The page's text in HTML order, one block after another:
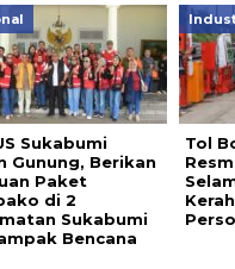
Sukabumi
Gunung, Berikan
Paket
di 2
Sukabumi
Bencana
Tol